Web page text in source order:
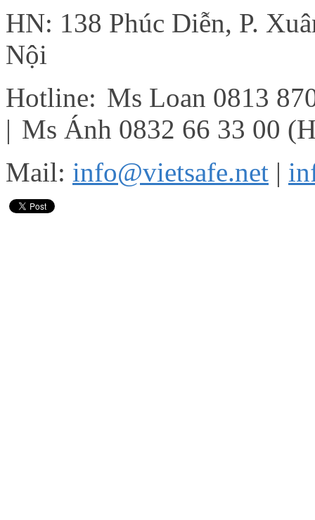
HN: 138 Phúc Diễn, P.
Nội
Hotline: Ms Loan 0813
| Ms Ánh 0832 66 33 00
Mail: info@vietsafe.net |